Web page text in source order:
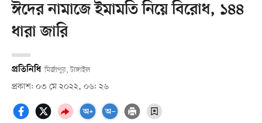
ঈদের নামাজে ইমামতি নিয়ে বিরোধ, ১৪৪
ধারা জারি
প্রতিনিধি মির্জাপুর, টাঙ্গাইল
প্রকাশ: ০৩ মে ২০২২, ০৬: ২৬